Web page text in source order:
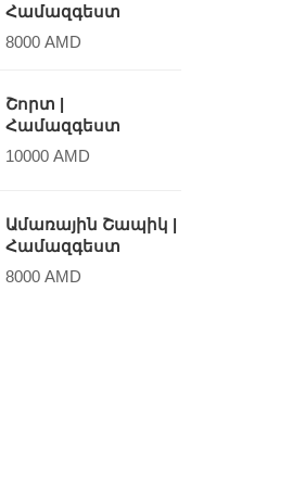
Համազգեստ
8000 AMD
Շորտ |
Համազգեստ
10000 AMD
Ամառային Շապիկ |
Համազգեստ
8000 AMD